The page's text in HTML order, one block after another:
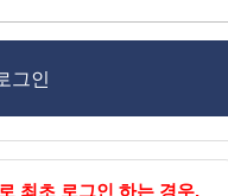
그인
최초 로그인 하는 경우,